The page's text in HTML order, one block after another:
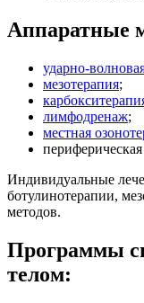
Аппаратные
ударно-
мезотерапия;
лимфодренаж;
местная
Индивидуальные
ботулинотерапии,
методов.
Программы
телом: